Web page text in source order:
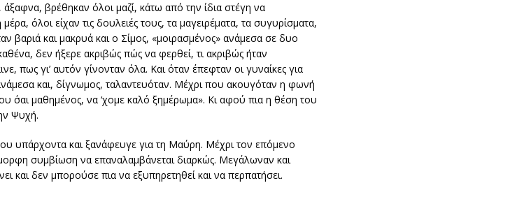
βρέθηκαν όλοι μαζί, κάτω από την ίδια στέγη να
όλοι είχαν τις δουλειές τους, τα μαγειρέματα, τα συγυρίσματα,
και μακρυά και ο Σίμος, «μοιρασμένος» ανάμεσα σε δυο
δεν ήξερε ακριβώς πώς να φερθεί, τι ακριβώς ήταν
πως γι’ αυτόν γίνονταν όλα. Και όταν έπεφταν οι γυναίκες για
και, δίγνωμος, ταλαντευόταν. Μέχρι που ακουγόταν η φωνή
΄σαι μαθημένος, να ‘χομε καλό ξημέρωμα». Κι αφού πια η θέση του
Ψυχή.
υπάρχοντα και ξανάφευγε για τη Μαύρη. Μέχρι τον επόμενο
συμβίωση να επαναλαμβάνεται διαρκώς. Μεγάλωναν και
και δεν μπορούσε πια να εξυπηρετηθεί και να περπατήσει.